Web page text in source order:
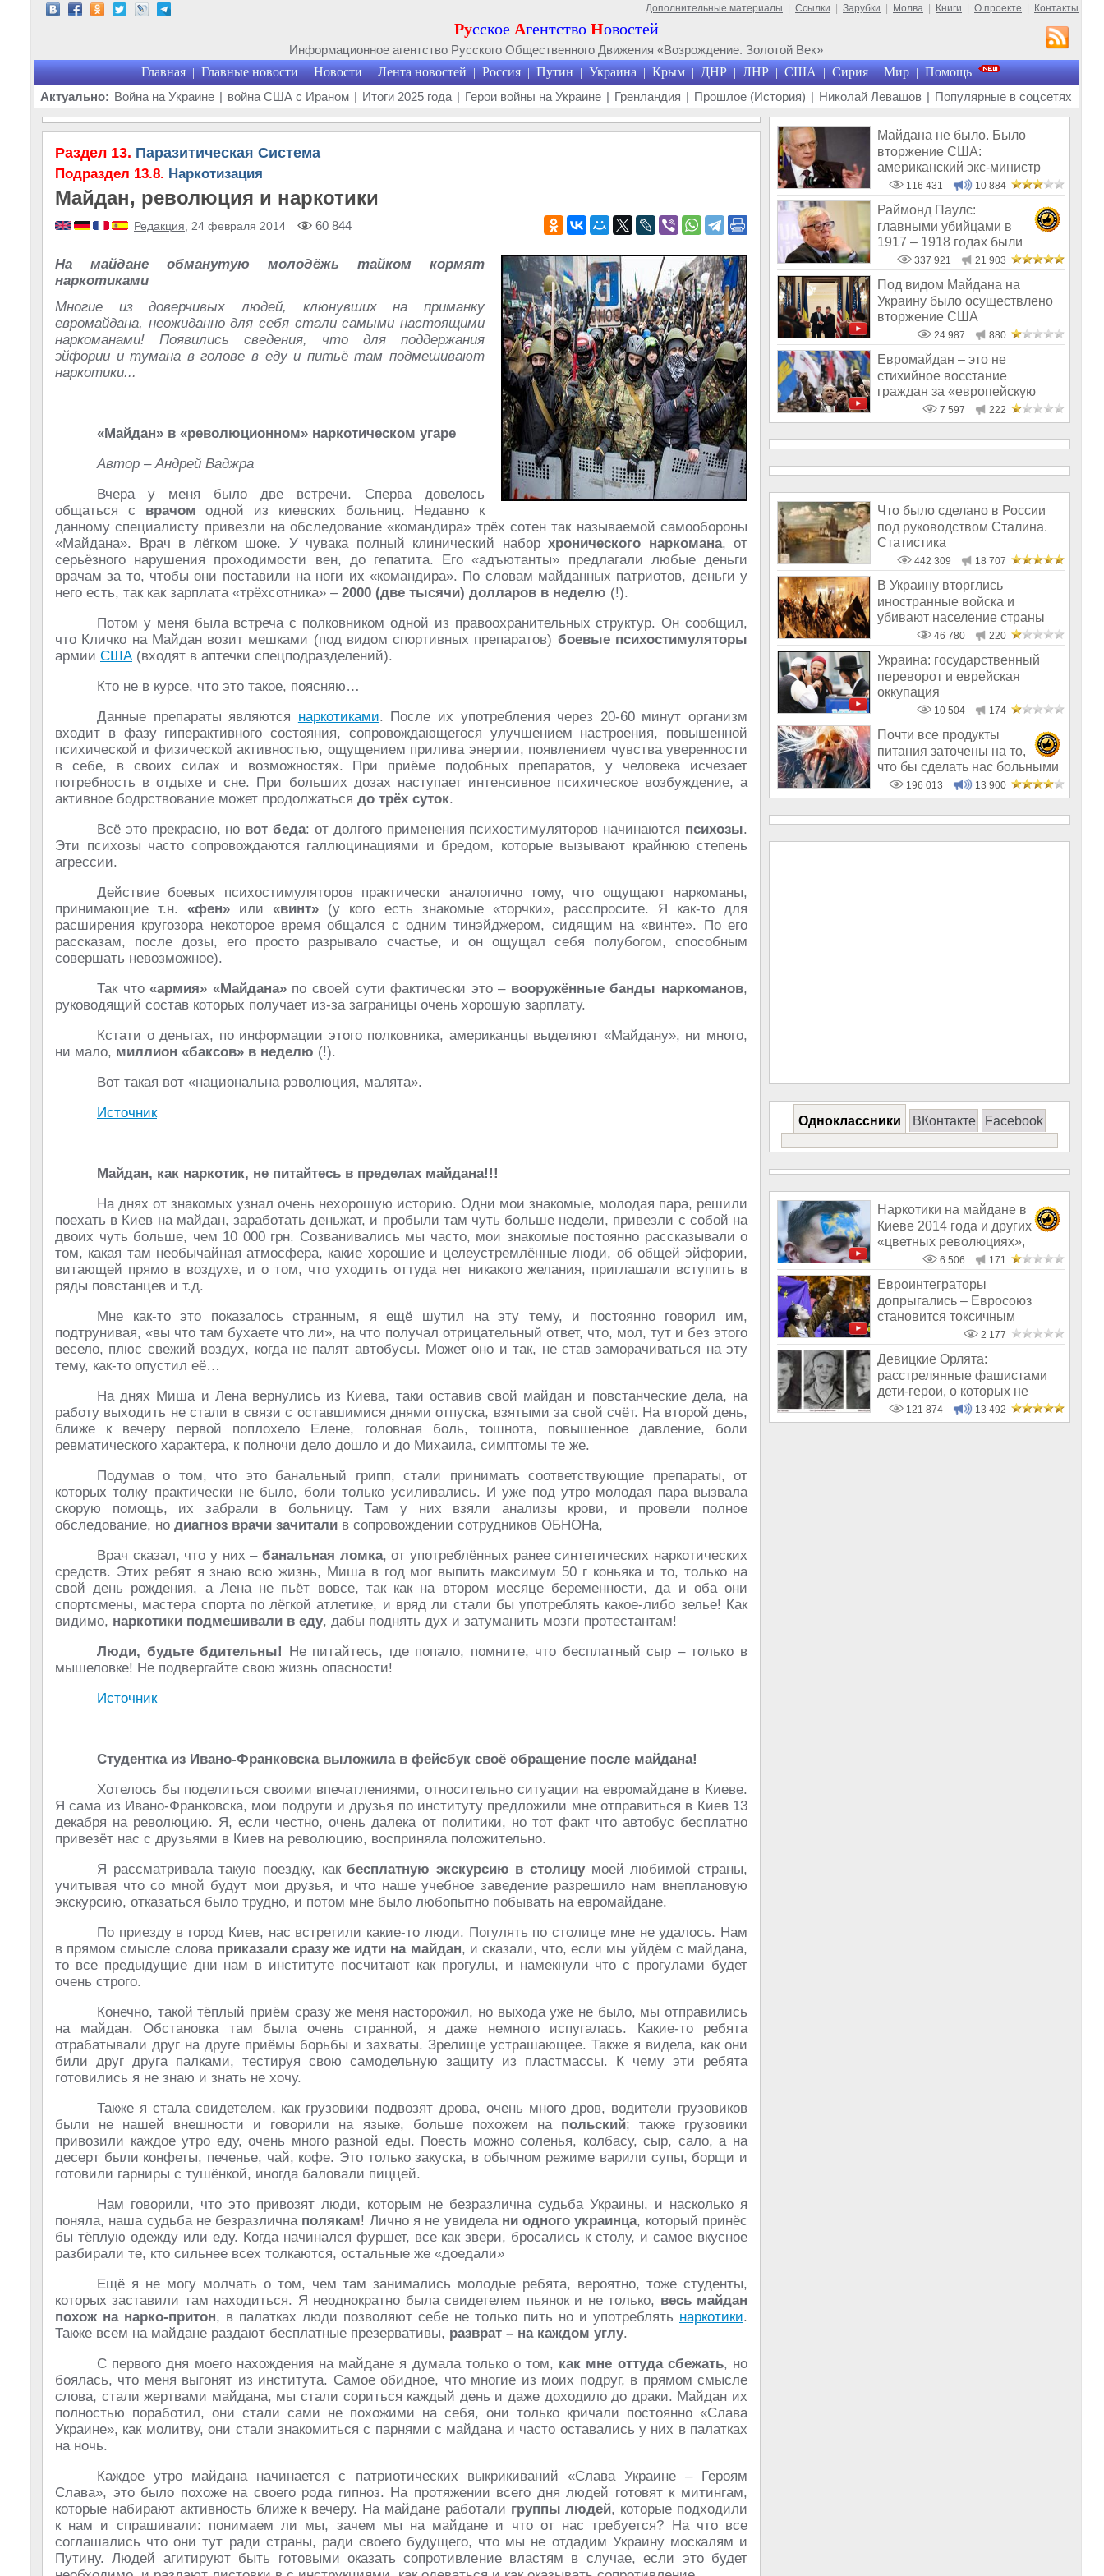
Дополнительные материалы Ссылки Зарубки Молва Книги О проекте Контакты
Русское Агентство Новостей
Информационное агентство Русского Общественного Движения «Возрождение. Золотой Век»
Главная | Главные новости | Новости | Лента новостей | Россия | Путин | Украина | Крым | ДНР | ЛНР | США | Сирия | Мир | Помощь
Актуально: Война на Украине | война США с Ираном | Итоги 2025 года | Герои войны на Украине | Гренландия | Прошлое (История) | Николай Левашов | Популярные в соцсетях
Раздел 13. Паразитическая Система
Подраздел 13.8. Наркотизация
Майдан, революция и наркотики
Редакция , 24 февраля 2014 60 844
На майдане обманутую молодёжь тайком кормят
наркотиками
Многие из доверчивых людей, клюнувших на приманку
евромайдана, неожиданно для себя стали самыми настоящими
наркоманами! Появились сведения, что для поддержания
эйфории и тумана в голове в еду и питьё там подмешивают
наркотики...
«Майдан» в «революционном» наркотическом угаре
Автор – Андрей Ваджра
Вчера у меня было две встречи. Сперва довелось
общаться с врачом одной из киевских больниц. Недавно к
данному специалисту привезли на обследование «командира» трёх сотен так называемой самообороны
«Майдана». Врач в лёгком шоке. У чувака полный клинический набор хронического наркомана, от
серьёзного нарушения проходимости вен, до гепатита. Его «адъютанты» предлагали любые деньги
врачам за то, чтобы они поставили на ноги их «командира». По словам майданных патриотов, деньги у
него есть, так как зарплата «трёхсотника» – 2000 (две тысячи) долларов в неделю (!).
Потом у меня была встреча с полковником одной из правоохранительных структур. Он сообщил,
что Кличко на Майдан возит мешками (под видом спортивных препаратов) боевые психостимуляторы
армии США(входят в аптечки спецподразделений).
Кто не в курсе, что это такое, поясняю…
Данные препараты являются наркотиками. После их употребления через 20-60 минут организм
входит в фазу гиперактивного состояния, сопровождающегося улучшением настроения, повышенной
психической и физической активностью, ощущением прилива энергии, появлением чувства уверенности
в себе, в своих силах и возможностях. При приёме подобных препаратов, у человека исчезает
потребность в отдыхе и сне. При больших дозах наступает интенсивное психическое возбуждение, а
активное бодрствование может продолжаться до трёх суток.
Всё это прекрасно, но вот беда: от долгого применения психостимуляторов начинаются психозы.
Эти психозы часто сопровождаются галлюцинациями и бредом, которые вызывают крайнюю степень
агрессии.
Действие боевых психостимуляторов практически аналогично тому, что ощущают наркоманы,
принимающие т.н.«фен» или«винт» (у кого есть знакомые «торчки», расспросите. Я как-то для
расширения кругозора некоторое время общался с одним тинэйджером, сидящим на «винте». По его
рассказам, после дозы, его просто разрывало счастье, и он ощущал себя полубогом, способным
совершать невозможное).
Так что«армия» «Майдана»по своей сути фактически это – вооружённые банды наркоманов,
руководящий состав которых получает из-за заграницы очень хорошую зарплату.
Кстати о деньгах, по информации этого полковника, американцы выделяют «Майдану», ни много,
ни мало, миллион «баксов» в неделю (!).
Вот такая вот «национальна рэволюция, малята».
Источник
Майдан, как наркотик, не питайтесь в пределах майдана!!!
На днях от знакомых узнал очень нехорошую историю. Одни мои знакомые, молодая пара, решили
поехать в Киев на майдан, заработать деньжат, и пробыли там чуть больше недели, привезли с собой на
двоих чуть больше, чем 10 000 грн. Созванивались мы часто, мои знакомые постоянно рассказывали о
том, какая там необычайная атмосфера, какие хорошие и целеустремлённые люди, об общей эйфории,
витающей прямо в воздухе, и о том, что уходить оттуда нет никакого желания, приглашали вступить в
ряды повстанцев и т.д.
Мне как-то это показалось странным, я ещё шутил на эту тему, и постоянно говорил им,
подтрунивая, «вы что там бухаете что ли», на что получал отрицательный ответ, что, мол, тут и без этого
весело, плюс свежий воздух, когда не палят автобусы. Может оно и так, не став заморачиваться на эту
тему, как-то опустил её…
На днях Миша и Лена вернулись из Киева, таки оставив свой майдан и повстанческие дела, на
работу выходить не стали в связи с оставшимися днями отпуска, взятыми за свой счёт. На второй день,
ближе к вечеру первой поплохело Елене, головная боль, тошнота, повышенное давление, боли
ревматического характера, к полночи дело дошло и до Михаила, симптомы те же.
Подумав о том, что это банальный грипп, стали принимать соответствующие препараты, от
которых толку практически не было, боли только усиливались. И уже под утро молодая пара вызвала
скорую помощь, их забрали в больницу. Там у них взяли анализы крови, и провели полное
обследование, но диагноз врачи зачитали в сопровождении сотрудников ОБНОНа,
Врач сказал, что у них – банальная ломка, от употреблённых ранее синтетических наркотических
средств. Этих ребят я знаю всю жизнь, Миша в год мог выпить максимум 50 г коньяка и то, только на
свой день рождения, а Лена не пьёт вовсе, так как на втором месяце беременности, да и оба они
спортсмены, мастера спорта по лёгкой атлетике, и вряд ли стали бы употреблять какое-либо зелье! Как
видимо, наркотики подмешивали в еду, дабы поднять дух и затуманить мозги протестантам!
Люди, будьте бдительны! Не питайтесь, где попало, помните, что бесплатный сыр – только в
мышеловке! Не подвергайте свою жизнь опасности!
Источник
Студентка из Ивано-Франковска выложила в фейсбук своё обращение после майдана!
Хотелось бы поделиться своими впечатлениями, относительно ситуации на евромайдане в Киеве.
Я сама из Ивано-Франковска, мои подруги и друзья по институту предложили мне отправиться в Киев 13
декабря на революцию. Я, если честно, очень далека от политики, но тот факт что автобус бесплатно
привезёт нас с друзьями в Киев на революцию, восприняла положительно.
Я рассматривала такую поездку, какбесплатную экскурсию в столицумоей любимой страны,
учитывая что со мной будут мои друзья, и что наше учебное заведение разрешило нам внеплановую
экскурсию, отказаться было трудно, и потом мне было любопытно побывать на евромайдане.
По приезду в город Киев, нас встретили какие-то люди. Погулять по столице мне не удалось. Нам
в прямом смысле слова приказали сразу же идти на майдан, и сказали, что, если мы уйдём с майдана,
то все предыдущие дни нам в институте посчитают как прогулы, и намекнули что с прогулами будет
очень строго.
Конечно, такой тёплый приём сразу же меня насторожил, но выхода уже не было, мы отправились
на майдан. Обстановка там была очень странной, я даже немного испугалась. Какие-то ребята
отрабатывали друг на друге приёмы борьбы и захваты. Зрелище устрашающее. Также я видела, как они
били друг друга палками, тестируя свою самодельную защиту из пластмассы. К чему эти ребята
готовились я не знаю и знать не хочу.
Также я стала свидетелем, как грузовики подвозят дрова, очень много дров, водители грузовиков
были не нашей внешности и говорили на языке, больше похожем на польский; также грузовики
привозили каждое утро еду, очень много разной еды. Поесть можно соленья, колбасу, сыр, сало, а на
десерт были конфеты, печенье, чай, кофе. Это только закуска, в обычном режиме варили супы, борщи и
готовили гарниры с тушёнкой, иногда баловали пиццей.
Нам говорили, что это привозят люди, которым не безразлична судьба Украины, и насколько я
поняла, наша судьба не безразлична полякам! Лично я не увидела ни одного украинца, который принёс
бы тёплую одежду или еду. Когда начинался фуршет, все как звери, бросались к столу, и самое вкусное
разбирали те, кто сильнее всех толкаются, остальные же «доедали»
Ещё я не могу молчать о том, чем там занимались молодые ребята, вероятно, тоже студенты,
которых заставили там находиться. Я неоднократно была свидетелем пьянок и не только, весь майдан
похож на нарко-притон, в палатках люди позволяют себе не только пить но и употреблять наркотики.
Также всем на майдане раздают бесплатные презервативы, разврат – на каждом углу.
С первого дня моего нахождения на майдане я думала только о том, как мне оттуда сбежать, но
боялась, что меня выгонят из института. Самое обидное, что многие из моих подруг, в прямом смысле
слова, стали жертвами майдана, мы стали сориться каждый день и даже доходило до драки. Майдан их
полностью поработил, они стали сами не похожими на себя, они только кричали постоянно «Слава
Украине», как молитву, они стали знакомиться с парнями с майдана и часто оставались у них в палатках
на ночь.
Каждое утро майдана начинается с патриотических выкрикиваний «Слава Украине – Героям
Слава», это было похоже на своего рода гипноз. На протяжении всего дня людей готовят к митингам,
которые набирают активность ближе к вечеру. На майдане работали группы людей, которые подходили
к нам и спрашивали: понимаем ли мы, зачем мы на майдане и что от нас требуется? На что все
соглашались что они тут ради страны, ради своего будущего, что мы не отдадим Украину москалям и
Путину. Людей агитируют быть готовыми оказать сопротивление властям в случае, если это будет
Майдана не было. Было
вторжение США:
американский экс-министр
написал открытое пись
116 431 10 884
Раймонд Паулс:
главными убийцами в
1917 – 1918 годах были
латыши и евреи, а не русс
337 921 21 903
Под видом Майдана на
Украину было осуществлено
вторжение США
24 987 880
Евромайдан – это не
стихийное восстание
граждан за «европейскую
жизнь», а тщательно
7 597 222
Что было сделано в России
под руководством Сталина.
Статистика
442 309 18 707
В Украину вторглись
иностранные войска и
убивают население страны
46 780 220
Украина: государственный
переворот и еврейская
оккупация
10 504 174
Почти все продукты
питания заточены на то,
что бы сделать нас больными
и бесплодным
196 013 13 900
Одноклассники ВКонтакте Facebook
Наркотики на майдане в
Киеве 2014 года и других
«цветных революциях»,
организованны
6 506 171
Евроинтеграторы
допрыгались – Евросоюз
становится токсичным
2 177
Девицкие Орлята:
расстрелянные фашистами
дети-герои, о которых не
рассказывают в шк
121 874 13 492